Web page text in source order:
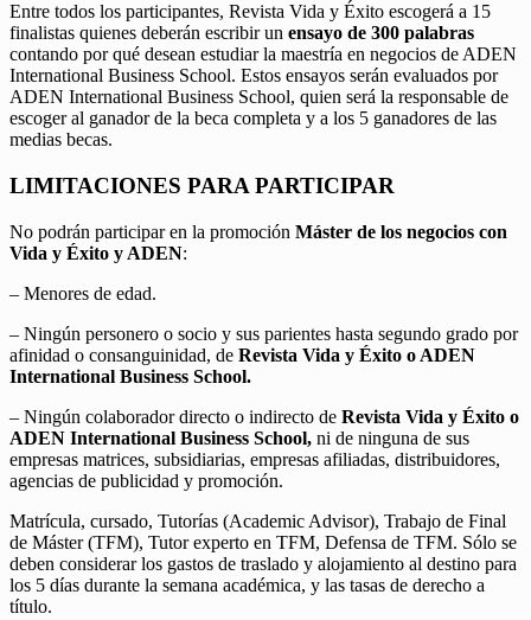
Entre todos los participantes, Revista Vida y Éxito escogerá a 15
finalistas quienes deberán escribir un ensayo de 300 palabras
contando por qué desean estudiar la maestría en negocios de ADEN
International Business School. Estos ensayos serán evaluados por
ADEN International Business School, quien será la responsable de
escoger al ganador de la beca completa y a los 5 ganadores de las
medias becas.
LIMITACIONES PARA PARTICIPAR
No podrán participar en la promoción Máster de los negocios con
Vida y Éxito y ADEN:
– Menores de edad.
– Ningún personero o socio y sus parientes hasta segundo grado por
afinidad o consanguinidad, de Revista Vida y Éxito o ADEN
International Business School.
– Ningún colaborador directo o indirecto de Revista Vida y Éxito o
ADEN International Business School, ni de ninguna de sus
empresas matrices, subsidiarias, empresas afiliadas, distribuidores,
agencias de publicidad y promoción.
Matrícula, cursado, Tutorías (Academic Advisor), Trabajo de Final
de Máster (TFM), Tutor experto en TFM, Defensa de TFM. Sólo se
deben considerar los gastos de traslado y alojamiento al destino para
los 5 días durante la semana académica, y las tasas de derecho a
título.